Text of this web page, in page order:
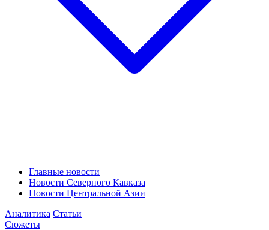
Главные новости
Новости Северного Кавказа
Новости Центральной Азии
Аналитика Статьи
Сюжеты